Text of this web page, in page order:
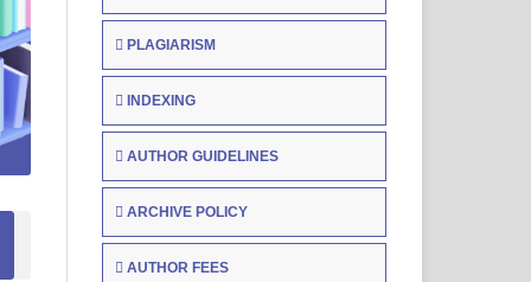
PLAGIARISM
INDEXING
AUTHOR GUIDELINES
ARCHIVE POLICY
AUTHOR FEES